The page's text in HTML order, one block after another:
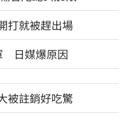
打就被趕出場
日媒爆原因
被註銷好吃驚